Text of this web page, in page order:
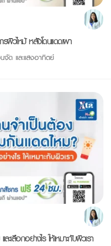
ผิวไหม้ หลังโดนแดดเผา
ด และแสงอาทิตย์
เลือกอย่างไร ให้เหมาะกับผิวเรา